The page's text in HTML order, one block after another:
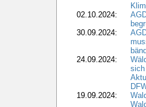
02.10.2024:
30.09.2024:
24.09.2024:
sich
19.09.2024: